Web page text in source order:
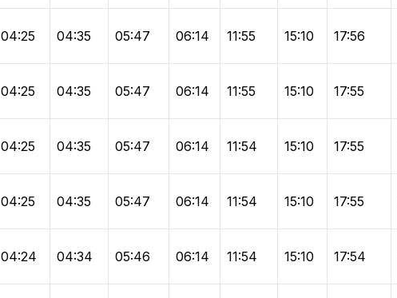
04:25 04:35 05:47 06:14 11:55 15:10 17:56
04:25 04:35 05:47 06:14 11:55 15:10 17:55
04:25 04:35 05:47 06:14 11:54 15:10 17:55
04:25 04:35 05:47 06:14 11:54 15:10 17:55
04:24 04:34 05:46 06:14 11:54 15:10 17:54